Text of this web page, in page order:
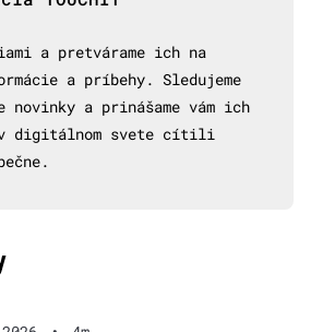
a pretvárame ich na
a príbehy. Sledujeme
novinky a prinášame vám ich
digitálnom svete cítili